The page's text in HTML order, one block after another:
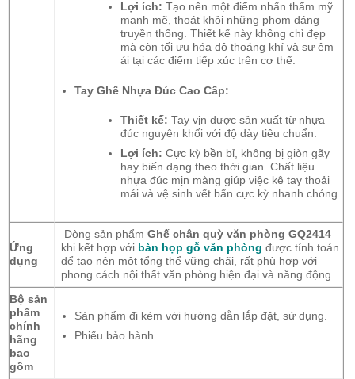
Lợi ích: Tạo nên một điểm nhấn thẩm mỹ
mạnh mẽ, thoát khỏi những phom dáng
truyền thống. Thiết kế này không chỉ đẹp
mà còn tối ưu hóa độ thoáng khí và sự êm
ái tại các điểm tiếp xúc trên cơ thể.
Tay Ghế Nhựa Đúc Cao Cấp:
Thiết kế: Tay vịn được sản xuất từ nhựa
đúc nguyên khối với độ dày tiêu chuẩn.
Lợi ích: Cực kỳ bền bỉ, không bị giòn gãy
hay biến dạng theo thời gian. Chất liệu
nhựa đúc mịn màng giúp việc kê tay thoải
mái và vệ sinh vết bẩn cực kỳ nhanh chóng.
Ứng
dụng
Dòng sản phẩm Ghế chân quỳ văn phòng GQ2414
khi kết hợp với bàn họp gỗ văn phòng được tính toán
để tạo nên một tổng thể vững chãi, rất phù hợp với
phong cách nội thất văn phòng hiện đại và năng động.
Bộ sản
phẩm
chính
hãng
bao
gồm
Sản phẩm đi kèm với hướng dẫn lắp đặt, sử dụng.
Phiếu bảo hành